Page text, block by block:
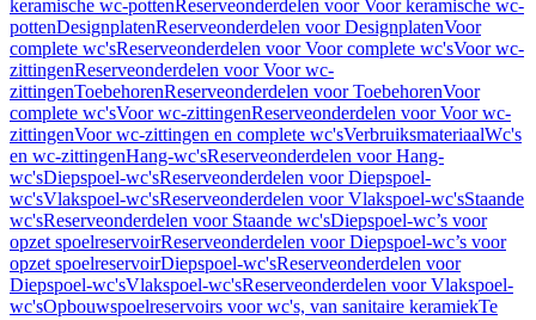
keramische wc-pottenReserveonderdelen voor Voor keramische wc-
pottenDesignplatenReserveonderdelen voor DesignplatenVoor
complete wc'sReserveonderdelen voor Voor complete wc'sVoor wc-
zittingenReserveonderdelen voor Voor wc-
zittingenToebehorenReserveonderdelen voor ToebehorenVoor
complete wc'sVoor wc-zittingenReserveonderdelen voor Voor wc-
zittingenVoor wc-zittingen en complete wc'sVerbruiksmateriaalWc's
en wc-zittingenHang-wc'sReserveonderdelen voor Hang-
wc'sDiepspoel-wc'sReserveonderdelen voor Diepspoel-
wc'sVlakspoel-wc'sReserveonderdelen voor Vlakspoel-wc'sStaande
wc'sReserveonderdelen voor Staande wc'sDiepspoel-wc’s voor
opzet spoelreservoirReserveonderdelen voor Diepspoel-wc’s voor
opzet spoelreservoirDiepspoel-wc'sReserveonderdelen voor
Diepspoel-wc'sVlakspoel-wc'sReserveonderdelen voor Vlakspoel-
wc'sOpbouwspoelreservoirs voor wc's, van sanitaire keramiekTe